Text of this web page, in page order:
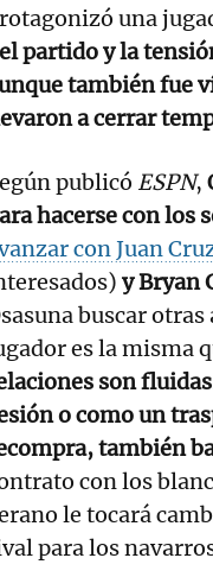
una
partido y la
también fue
a cerrar
publicó ESPN,
hacerse con los
con Juan
y Bryan
buscar
es la misma
son fluidas
o como un
también
con los
le tocará
para los